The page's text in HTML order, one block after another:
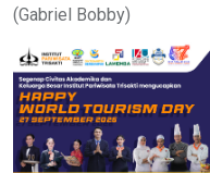
(Gabriel Bobby)